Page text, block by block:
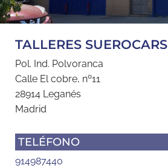
TALLERES SUEROCARS
Pol. Ind. Polvoranca
Calle El cobre, nº11
28914 Leganés
Madrid
TELÉFONO
914987440